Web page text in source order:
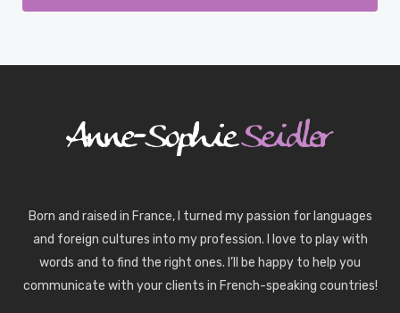
Born and raised in France, I turned my passion for languages
and foreign cultures into my profession. I love to play with
words and to find the right ones. I’ll be happy to help you
communicate with your clients in French-speaking countries!